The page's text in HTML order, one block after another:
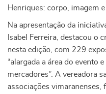
Henriques: corpo, imagem e
Na apresentação da
Isabel Ferreira, destacou o
nesta edição, com 229
“alargada a área do evento
mercadores”. A vereadora
associações vimaranenses,